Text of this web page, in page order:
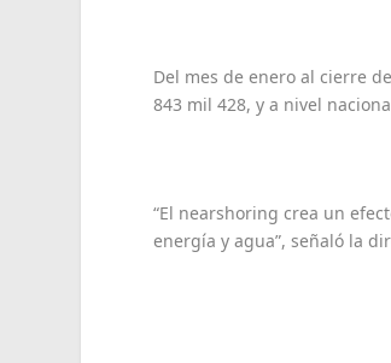
Del mes de enero al cierre
843 mil 428, y a nivel
“El nearshoring crea un
energía y agua”, señaló la